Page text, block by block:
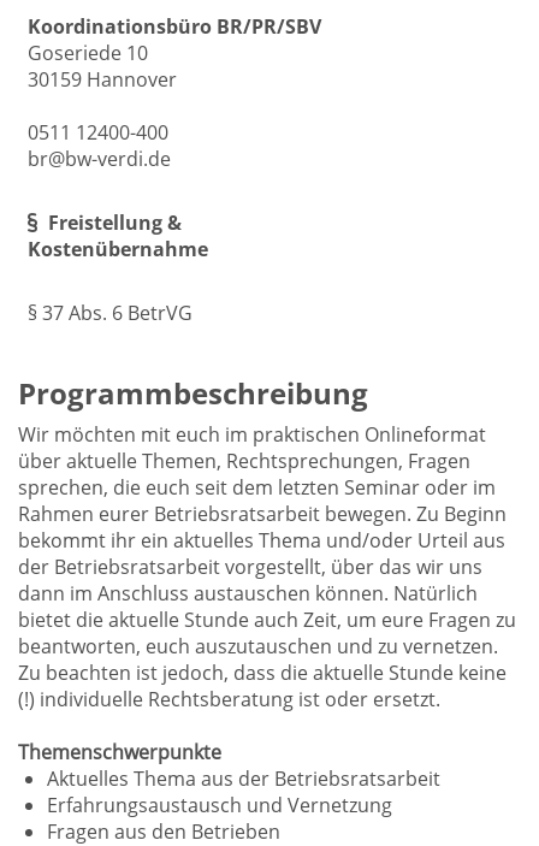
Koordinationsbüro BR/PR/SBV
Goseriede 10
30159 Hannover
0511 12400-400
br@bw-verdi.de
Freistellung &
Kostenübernahme
§ 37 Abs. 6 BetrVG
Programmbeschreibung
Wir möchten mit euch im praktischen Onlineformat
über aktuelle Themen, Rechtsprechungen, Fragen
sprechen, die euch seit dem letzten Seminar oder im
Rahmen eurer Betriebsratsarbeit bewegen. Zu Beginn
bekommt ihr ein aktuelles Thema und/oder Urteil aus
der Betriebsratsarbeit vorgestellt, über das wir uns
dann im Anschluss austauschen können. Natürlich
bietet die aktuelle Stunde auch Zeit, um eure Fragen zu
beantworten, euch auszutauschen und zu vernetzen.
Zu beachten ist jedoch, dass die aktuelle Stunde keine
(!) individuelle Rechtsberatung ist oder ersetzt.
Themenschwerpunkte
Aktuelles Thema aus der Betriebsratsarbeit
Erfahrungsaustausch und Vernetzung
Fragen aus den Betrieben